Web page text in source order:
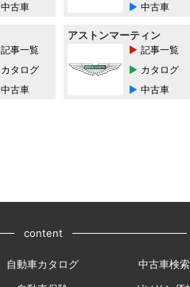
中古車
中古車
記事一覧
カタログ
中古車
アストンマーティン
記事一覧
カタログ
中古車
content
自動車カタログ
中古車検索